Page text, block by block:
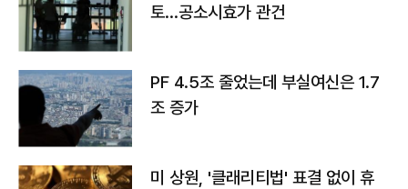
토…공소시효가 관건
PF 4.5조 줄었는데 부실여신은 1.7
조 증가
미 상원, '클래리티법' 표결 없이 휴